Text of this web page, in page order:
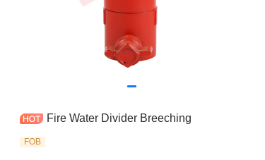
Fire Water Divider Breeching
FOB